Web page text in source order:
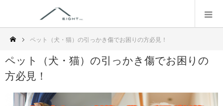
ペット（犬・猫）の引っかき傷でお困りの方必見！
ペット（犬・猫）の引っかき傷でお困りの
方必見！